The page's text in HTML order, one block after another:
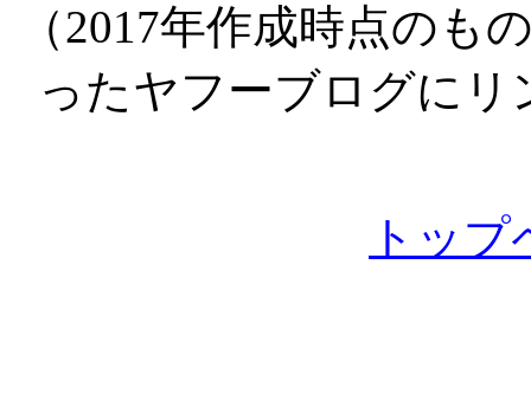
（2017年作成時点のも
ったヤフーブログに
トッ